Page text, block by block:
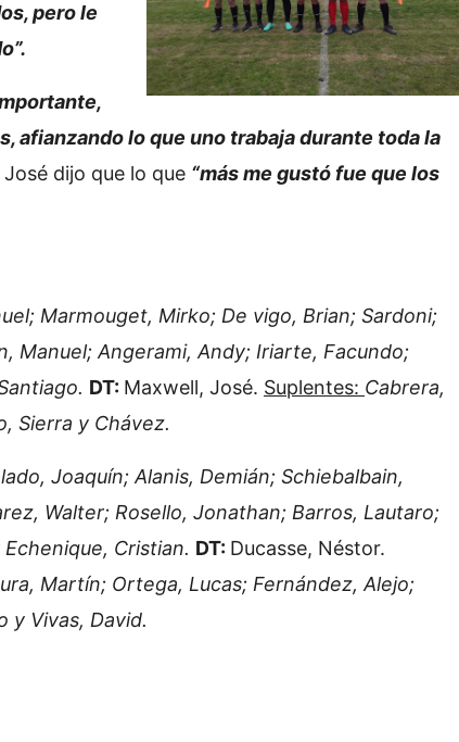
pero le
afianzando lo que uno trabaja durante toda la
dijo que lo que “más me gustó fue que los
Marmouget, Mirko; De vigo, Brian; Sardoni;
Manuel; Angerami, Andy; Iriarte, Facundo;
DT: Maxwell, José. Suplentes: Cabrera,
Sierra y Chávez.
Joaquín; Alanis, Demián; Schiebalbain,
Walter; Rosello, Jonathan; Barros, Lautaro;
Cristian. DT: Ducasse, Néstor.
Martín; Ortega, Lucas; Fernández, Alejo;
y Vivas, David.